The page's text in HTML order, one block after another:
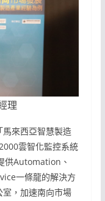
理
來西亞智慧製造
雲智化監控系統
供Automation、
一條龍的解決方
，加速南向市場